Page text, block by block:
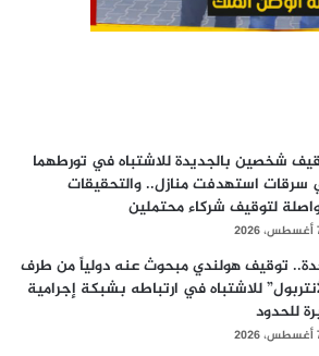
شخصين بالجديدة للاشتباه في تورطهما
سرقات استهدفت منازل.. والتحقيقات
لتوقيف شركاء محتملين
توقيف هولندي مبحوث عنه دولياً من طرف
للاشتباه في ارتباطه بشبكة إجرامية
للحدود